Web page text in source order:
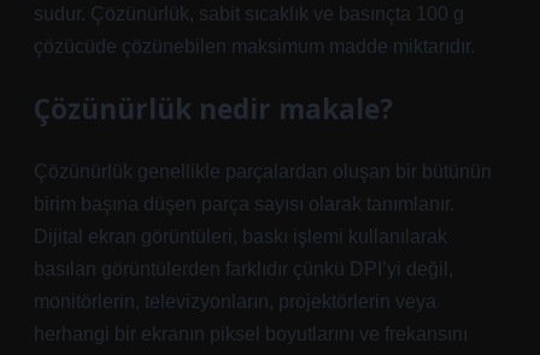
sudur. Çözünürlük, sabit sıcaklık ve basınçta 100 g
çözücüde çözünebilen maksimum madde miktarıdır.
Çözünürlük nedir makale?
Çözünürlük genellikle parçalardan oluşan bir bütünün
birim başına düşen parça sayısı olarak tanımlanır.
Dijital ekran görüntüleri, baskı işlemi kullanılarak
basılan görüntülerden farklıdır çünkü DPI’yi değil,
monitörlerin, televizyonların, projektörlerin veya
herhangi bir ekranın piksel boyutlarını ve frekansını